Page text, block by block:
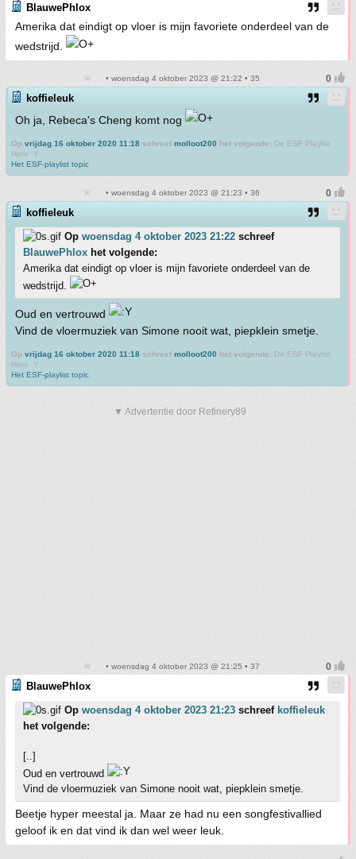
BlauwePhlox
Amerika dat eindigt op vloer is mijn favoriete onderdeel van de
wedstrijd.
• woensdag 4 oktober 2023 @ 21:22 • 35
koffieleuk
Oh ja, Rebeca's Cheng komt nog
Op vrijdag 16 oktober 2020 11:18 schreef molloot200 het volgende: De ESF Playlist
Hero :Y
Het ESF-playlist topic
• woensdag 4 oktober 2023 @ 21:23 • 36
koffieleuk
Op woensdag 4 oktober 2023 21:22 schreef
BlauwePhlox het volgende:
Amerika dat eindigt op vloer is mijn favoriete onderdeel van de
wedstrijd.
Oud en vertrouwd
Vind de vloermuziek van Simone nooit wat, piepklein smetje.
Op vrijdag 16 oktober 2020 11:18 schreef molloot200 het volgende: De ESF Playlist
Hero :Y
Het ESF-playlist topic
▼ Advertentie door Refinery89
• woensdag 4 oktober 2023 @ 21:25 • 37
BlauwePhlox
Op woensdag 4 oktober 2023 21:23 schreef koffieleuk
het volgende:
[..]
Oud en vertrouwd
Vind de vloermuziek van Simone nooit wat, piepklein smetje.
Beetje hyper meestal ja. Maar ze had nu een songfestivallied
geloof ik en dat vind ik dan wel weer leuk.